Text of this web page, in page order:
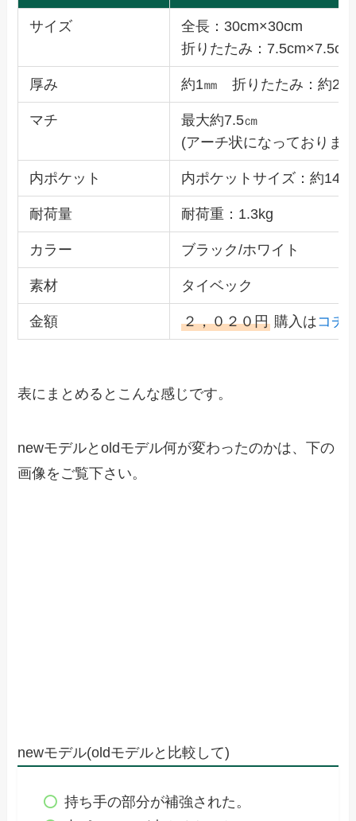
サイズ
全長：30cm×30cm
折りたたみ：7.5cm×7.5cm
厚み 約1㎜ 折りたたみ：約
マチ
最大約7.5㎝
(アーチ状になっておりま
内ポケット 内ポケットサイズ：約14 x
耐荷量 耐荷重：1.3kg
カラー ブラック/ホワイト
素材 タイベック
金額 ２，０２０円購入はコチ
表にまとめるとこんな感じです。
newモデルとoldモデル何が変わったのかは、下の
画像をご覧下さい。
newモデル(oldモデルと比較して)
持ち手の部分が補強された。